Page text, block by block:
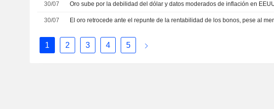
30/07 Oro sube por la debilidad del dólar y datos moderados de inflación en
30/07
1 2 3 4 5